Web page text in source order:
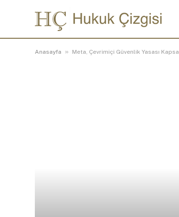
Anasayfa » Meta, Çevrimiçi Güvenlik Yasası